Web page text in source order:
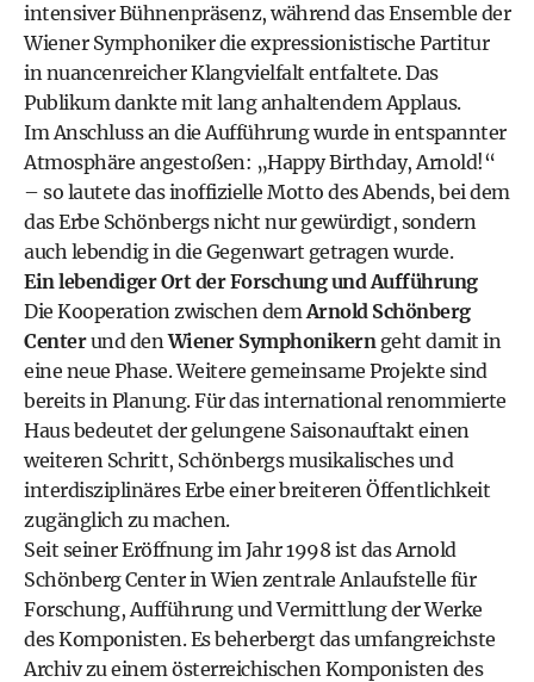
intensiver Bühnenpräsenz, während das Ensemble der
Wiener Symphoniker die expressionistische Partitur
in nuancenreicher Klangvielfalt entfaltete. Das
Publikum dankte mit lang anhaltendem Applaus.
Im Anschluss an die Aufführung wurde in entspannter
Atmosphäre angestoßen: „Happy Birthday, Arnold!“
– so lautete das inoffizielle Motto des Abends, bei dem
das Erbe Schönbergs nicht nur gewürdigt, sondern
auch lebendig in die Gegenwart getragen wurde.
Ein lebendiger Ort der Forschung und Aufführung
Die Kooperation zwischen demArnold Schönberg
Centerund denWiener Symphonikerngeht damit in
eine neue Phase. Weitere gemeinsame Projekte sind
bereits in Planung. Für das international renommierte
Haus bedeutet der gelungene Saisonauftakt einen
weiteren Schritt, Schönbergs musikalisches und
interdisziplinäres Erbe einer breiteren Öffentlichkeit
zugänglich zu machen.
Seit seiner Eröffnung im Jahr 1998 ist das Arnold
Schönberg Center in Wien zentrale Anlaufstelle für
Forschung, Aufführung und Vermittlung der Werke
des Komponisten. Es beherbergt das umfangreichste
Archiv zu einem österreichischen Komponisten des